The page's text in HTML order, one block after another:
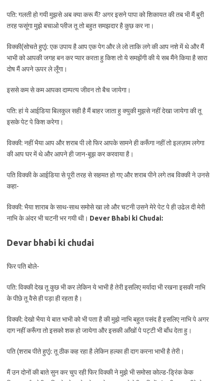
पति: गलती हो गयी मुझसे अब क्या करू मैं? अगर इसने पापा को शिकायत की तब भी मैं बुरी
तरह फसूंगा मुझे बचाओ प्लीज तू तो बहुत समझदार है कुछ कर ना।
विक्की(सोचते हुए): एक उपाय है आप एक पेग और ले लो ताकि लगे की आप नशे में थे और मैं
भाभी को आपकी जगह बन कर प्यार करता हु किश तो ये समझेंगी की ये सब मैंने किया है सारा
दोष मैं अपने ऊपर ले लूँगा।
इससे कम से कम आपका दाम्पत्य जीवन तो बैच जायेगा।
पति: हां ये आईडिया बिलकुल सही है मैं बाहर जाता हु क्युकी मुझसे नहीं देखा जायेगा की तू
इसके पेट पे किश करेगा।
विक्की: नहीं भैया आप और शराब पी लो फिर आपके सामने ही करूँगा नहीं तो इलज़ाम लगेगा
की आप घर में थे और आपने ही जान-बूझ कर करवाया है।
पति विक्की के आईडिया से पूरी तरह से सहमत हो गए और शराब पीने लगे तब विक्की ने उनसे
कहा-
विक्की: भैया शाराब के साथ-साथ समोसे खा लो और चटनी उसने मेरे पेट पे ही उढेल दी मेरी
नाभि के अंदर भी चटनी भर गयी थी। Dever Bhabi ki Chudai:
Devar bhabi ki chudai
फिर पति बोले-
पति: विक्की देख तू कुछ भी कर लेकिन ये भाभी है तेरी इसलिए मर्यादा भी रखना इसकी नाभि
के पीछे तू वैसे ही पड़ा ही रहता है।
विक्की: देखो भैया ये बात भाभी को भी पता है की मुझे नाभि बहुत पसंद है इसलिए नाभि पे अगर
दाग नहीं करूँगा तो इसको शक हो जायेगा और इसकी आँखों पे पट्टी भी बाँध देता हु।
पति (शराब पीते हुए): तू ठीक कह रहा है लेकिन हल्का ही दाग करना भाभी है तेरी।
मैं उन दोनों की बाते सुन कर चुप रही फिर विक्की ने मुझे भी समोसा कोल्ड-ड्रिंक केक